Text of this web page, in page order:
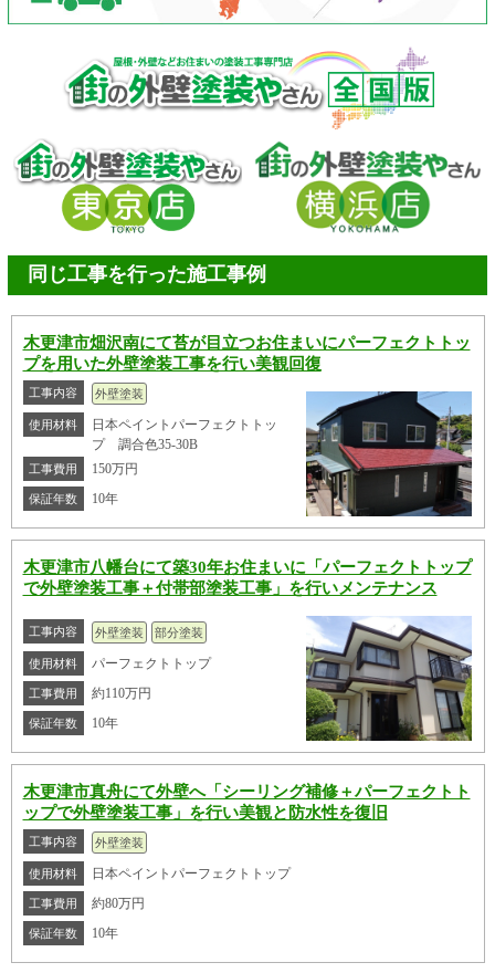
同じ工事を行った施工事例
木更津市畑沢南にて苔が目立つお住まいにパーフェクトトッ
プを用いた外壁塗装工事を行い美観回復
工事内容 外壁塗装
使用材料
日本ペイントパーフェクトトッ
プ 調合色35-30B
工事費用 150万円
保証年数 10年
木更津市八幡台にて築30年お住まいに「パーフェクトトップ
で外壁塗装工事＋付帯部塗装工事」を行いメンテナンス
工事内容 外壁塗装 部分塗装
使用材料 パーフェクトトップ
工事費用 約110万円
保証年数 10年
木更津市真舟にて外壁へ「シーリング補修＋パーフェクトト
ップで外壁塗装工事」を行い美観と防水性を復旧
工事内容 外壁塗装
使用材料 日本ペイントパーフェクトトップ
工事費用 約80万円
保証年数 10年